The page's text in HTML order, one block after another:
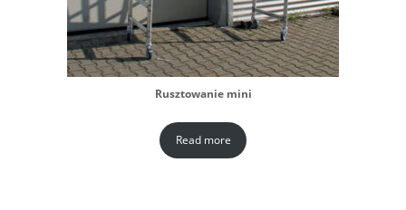
Rusztowanie mini
Read more